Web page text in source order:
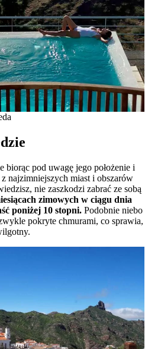
biorąc pod uwagę jego położenie i
najzimniejszych miast i obszarów
nie zaszkodzi zabrać ze sobą
zimowych w ciągu dnia
poniżej 10 stopni. Podobnie niebo
pokryte chmurami, co sprawia,